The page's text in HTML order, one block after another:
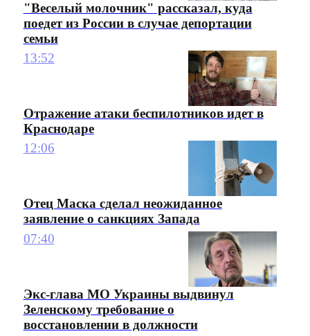
"Веселый молочник" рассказал, куда
поедет из России в случае депортации
семьи
13:52
Отражение атаки беспилотников идет в
Краснодаре
12:06
Отец Маска сделал неожиданное
заявление о санкциях Запада
07:40
Экс-глава МО Украины выдвинул
Зеленскому требование о
восстановлении в должности